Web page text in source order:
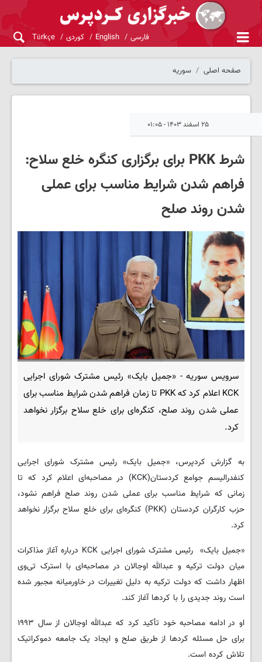
فارسی English کوردی Türkçe
صفحه اصلی سوریه
۲۵ اسفند ۱۴۰۳ - ۰۱:۰۵
شرط PKK برای برگزاری کنگره خلع سلاح:
فراهم شدن شرایط مناسب برای عملی
شدن روند صلح
سرویس سوریه - «جمیل بایک» رئیس مشترک شورای اجرایی
KCK اعلام کرد که PKK تا زمان فراهم شدن شرایط مناسب برای
عملی شدن روند صلح، کنگره‌ای برای خلع سلاح برگزار نخواهد
کرد.
به گزارش کردپرس، «جمیل بایک» رئیس مشترک شورای اجرایی
کنفدرالیسم جوامع کردستان(KCK) در مصاحبه‌ای اعلام کرد که تا
زمانی که شرایط مناسب برای عملی شدن روند صلح فراهم نشود،
حزب کارگران کردستان (PKK) کنگره‌ای برای خلع سلاح برگزار نخواهد
کرد.
«جمیل بایک» رئیس مشترک شورای اجرایی KCK درباره آغاز مذاکرات
میان دولت ترکیه و عبدالله اوجالان در مصاحبه‌ای با استرک تی‌وی
اظهار داشت که دولت ترکیه به دلیل تغییرات در خاورمیانه مجبور شده
است روند جدیدی را با کردها آغاز کند.
او در ادامه مصاحبه خود تأکید کرد که عبدالله اوجالان از سال ۱۹۹۳
برای حل مسئله کردها از طریق صلح و ایجاد یک جامعه دموکراتیک
تلاش کرده است.